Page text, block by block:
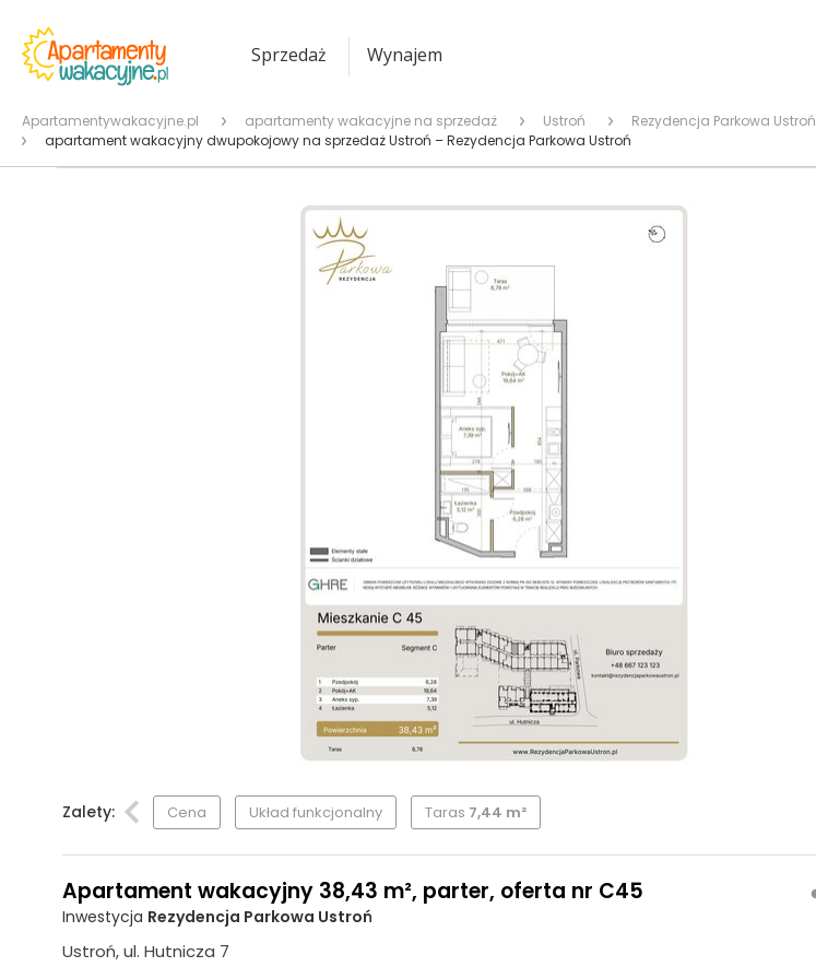
Sprzedaż Wynajem
Apartamentywakacyjne.pl apartamenty wakacyjne na sprzedaż Ustroń
Rezydencja Parkowa Ustroń
apartament wakacyjny dwupokojowy na sprzedaż Ustroń – Rezydencja Parkowa Ustroń
Zalety: Cena Układ funkcjonalny Taras 7,44 m²
Apartament wakacyjny 38,43 m², parter, oferta nr C45
Inwestycja Rezydencja Parkowa Ustroń
Ustroń, ul. Hutnicza 7